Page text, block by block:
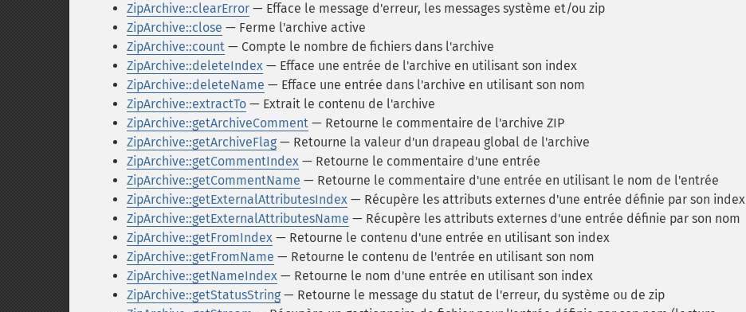
ZipArchive::clearError — Efface le message d'erreur, les messages système et/ou zip
ZipArchive::close — Ferme l'archive active
ZipArchive::count — Compte le nombre de fichiers dans l'archive
ZipArchive::deleteIndex — Efface une entrée de l'archive en utilisant son index
ZipArchive::deleteName — Efface une entrée dans l'archive en utilisant son nom
ZipArchive::extractTo — Extrait le contenu de l'archive
ZipArchive::getArchiveComment — Retourne le commentaire de l'archive ZIP
ZipArchive::getArchiveFlag — Retourne la valeur d'un drapeau global de l'archive
ZipArchive::getCommentIndex — Retourne le commentaire d'une entrée
ZipArchive::getCommentName — Retourne le commentaire d'une entrée en utilisant le nom de l'entrée
ZipArchive::getExternalAttributesIndex — Récupère les attributs externes d'une entrée définie par son index
ZipArchive::getExternalAttributesName — Récupère les attributs externes d'une entrée définie par son nom
ZipArchive::getFromIndex — Retourne le contenu d'une entrée en utilisant son index
ZipArchive::getFromName — Retourne le contenu de l'entrée en utilisant son nom
ZipArchive::getNameIndex — Retourne le nom d'une entrée en utilisant son index
ZipArchive::getStatusString — Retourne le message du statut de l'erreur, du système ou de zip